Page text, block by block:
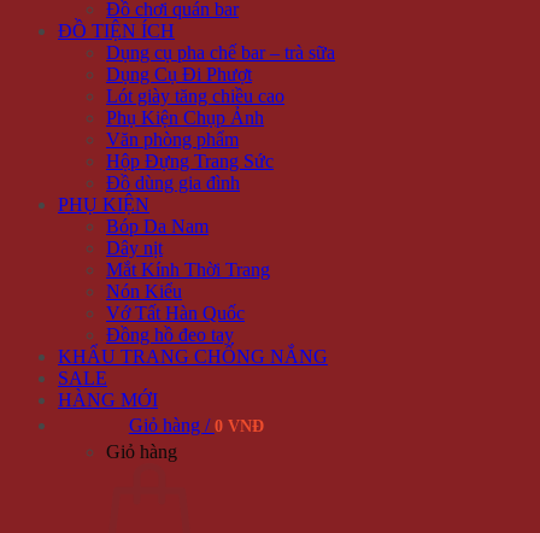
Đồ chơi quán bar
ĐỒ TIỆN ÍCH
Dụng cụ pha chế bar – trà sữa
Dụng Cụ Đi Phượt
Lót giày tăng chiều cao
Phụ Kiện Chụp Ảnh
Văn phòng phẩm
Hộp Đựng Trang Sức
Đồ dùng gia đình
PHỤ KIỆN
Bóp Da Nam
Dây nịt
Mắt Kính Thời Trang
Nón Kiểu
Vớ Tất Hàn Quốc
Đồng hồ đeo tay
KHẨU TRANG CHỐNG NẮNG
SALE
HÀNG MỚI
Giỏ hàng / 0 VNĐ
Giỏ hàng